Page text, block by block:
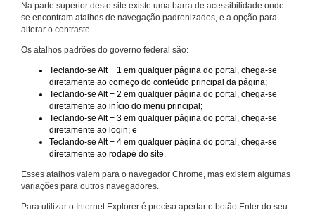
Na parte superior deste site existe uma barra de acessibilidade onde
se encontram atalhos de navegação padronizados, e a opção para
alterar o contraste.
Os atalhos padrões do governo federal são:
Teclando-se Alt + 1 em qualquer página do portal, chega-se
diretamente ao começo do conteúdo principal da página;
Teclando-se Alt + 2 em qualquer página do portal, chega-se
diretamente ao início do menu principal;
Teclando-se Alt + 3 em qualquer página do portal, chega-se
diretamente ao login; e
Teclando-se Alt + 4 em qualquer página do portal, chega-se
diretamente ao rodapé do site.
Esses atalhos valem para o navegador Chrome, mas existem algumas
variações para outros navegadores.
Para utilizar o Internet Explorer é preciso apertar o botão Enter do seu